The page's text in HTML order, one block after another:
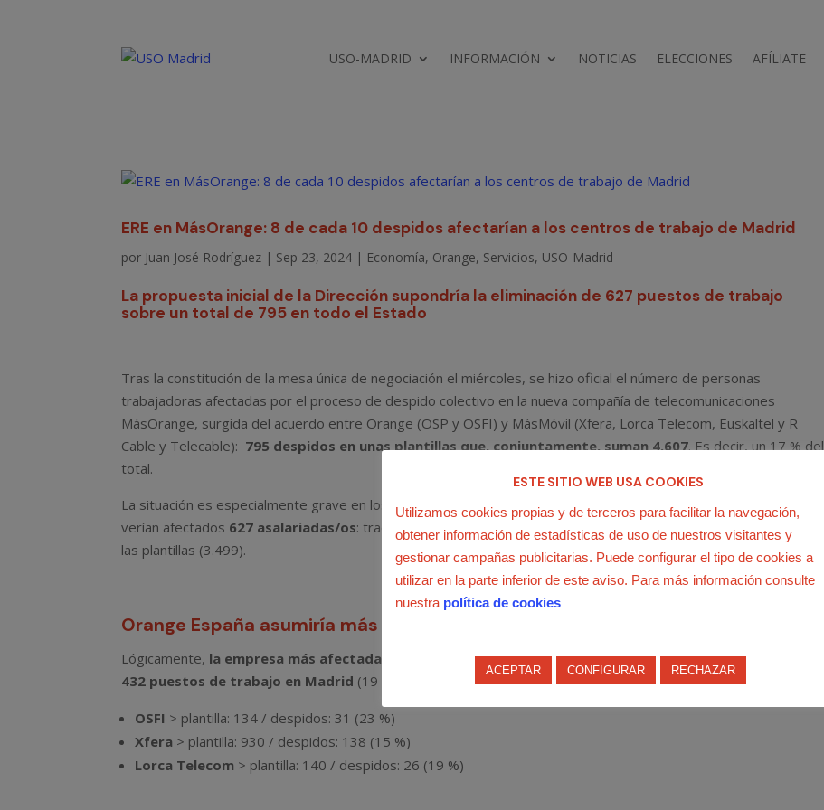
USO-MADRID INFORMACIÓN NOTICIAS ELECCIONES AFÍLIATE
ERE en MásOrange: 8 de cada 10 despidos afectarían a los centros de trabajo de Madrid
por Juan José Rodríguez | Sep 23, 2024 | Economía, Orange, Servicios, USO-Madrid
La propuesta inicial de la Dirección supondría la eliminación de 627 puestos de trabajo
sobre un total de 795 en todo el Estado
Tras la constitución de la mesa única de negociación el miércoles, se hizo oficial el número de personas
trabajadoras afectadas por el proceso de despido colectivo en la nueva compañía de telecomunicaciones
MásOrange, surgida del acuerdo entre Orange (OSP y OSFI) y MásMóvil (Xfera, Lorca Telecom, Euskaltel y R
Cable y Telecable): 795 despidos en unas plantillas que, conjuntamente, suman 4.607. Es decir, un 17 % del
total.
La situación es especialmente grave en los centros de trabajo ubicados en la
Comunidad de Madrid
, donde se
verían afectados 627 asalariadas/os: traducido en porcentajes, un 79 % del total de despidos
y un 18 % de
las plantillas (3.499).
Orange España asumiría más de la mitad de los despidos
Lógicamente, la empresa más afectada sería OSP , con una plantilla de 2.295 y una propuesta deextinción de
432 puestos de trabajo en Madrid (19 %). Las otras empresas con centros de trabajo en nuestra región son:
OSFI > plantilla: 134 / despidos: 31 (23 %)
Xfera > plantilla: 930 / despidos: 138 (15 %)
Lorca Telecom > plantilla: 140 / despidos: 26 (19 %)
ESTE SITIO WEB USA COOKIES
Utilizamos cookies propias y de terceros para facilitar la navegación,
obtener información de estadísticas de uso de nuestros visitantes y
gestionar campañas publicitarias. Puede configurar el tipo de cookies a
utilizar en la parte inferior de este aviso. Para más información consulte
nuestra política de cookies
ACEPTAR CONFIGURAR RECHAZAR